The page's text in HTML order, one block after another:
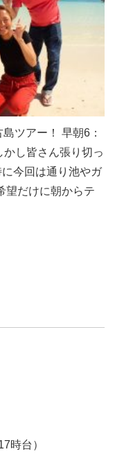
ツアー！ 早朝6：
し皆さん張り切っ
今回は通り池やガ
望だけに朝からテ
時台）